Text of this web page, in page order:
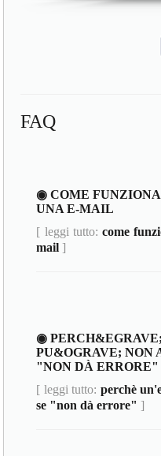
FAQ
◉ COME
UNA E-MAIL
[ leggi tutto: come
mail ]
◉
PU&OGRAVE; NON
"NON DÀ ERRORE"
[ leggi tutto: perchè
se "non dà errore" ]